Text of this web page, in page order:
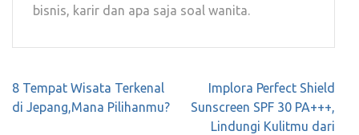
bisnis, karir dan apa saja soal wanita.
Navigasi
pos
8 Tempat Wisata Terkenal
di Jepang,Mana Pilihanmu?
Implora Perfect Shield
Sunscreen SPF 30 PA+++,
Lindungi Kulitmu dari